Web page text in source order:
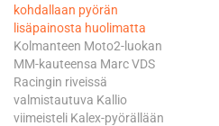
kohdallaan pyörän
lisäpainosta huolimatta
Kolmanteen Moto2-luokan
MM-kauteensa Marc VDS
Racingin riveissä
valmistautuva Kallio
viimeisteli Kalex-pyörällään